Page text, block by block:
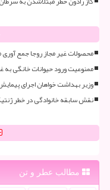
محصولات غیر مجاز روجا جمع
ممنوعیت ورود حیوانات خانگی به
وزیر بهداشت خواهان اجرای
نقش سابقه خانوادگی در خطر
مطالب عطر و تن